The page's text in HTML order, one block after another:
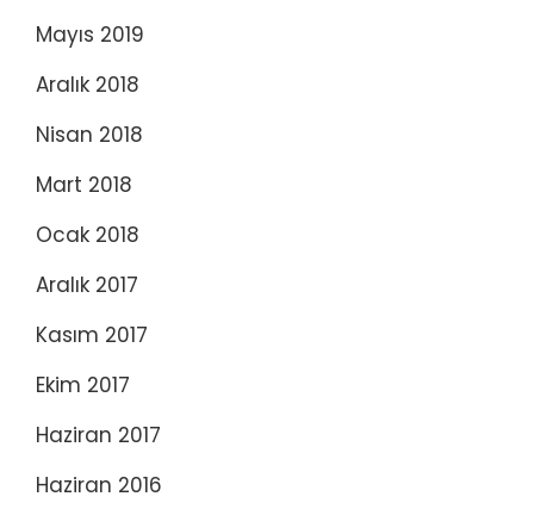
Mayıs 2019
Aralık 2018
Nisan 2018
Mart 2018
Ocak 2018
Aralık 2017
Kasım 2017
Ekim 2017
Haziran 2017
Haziran 2016